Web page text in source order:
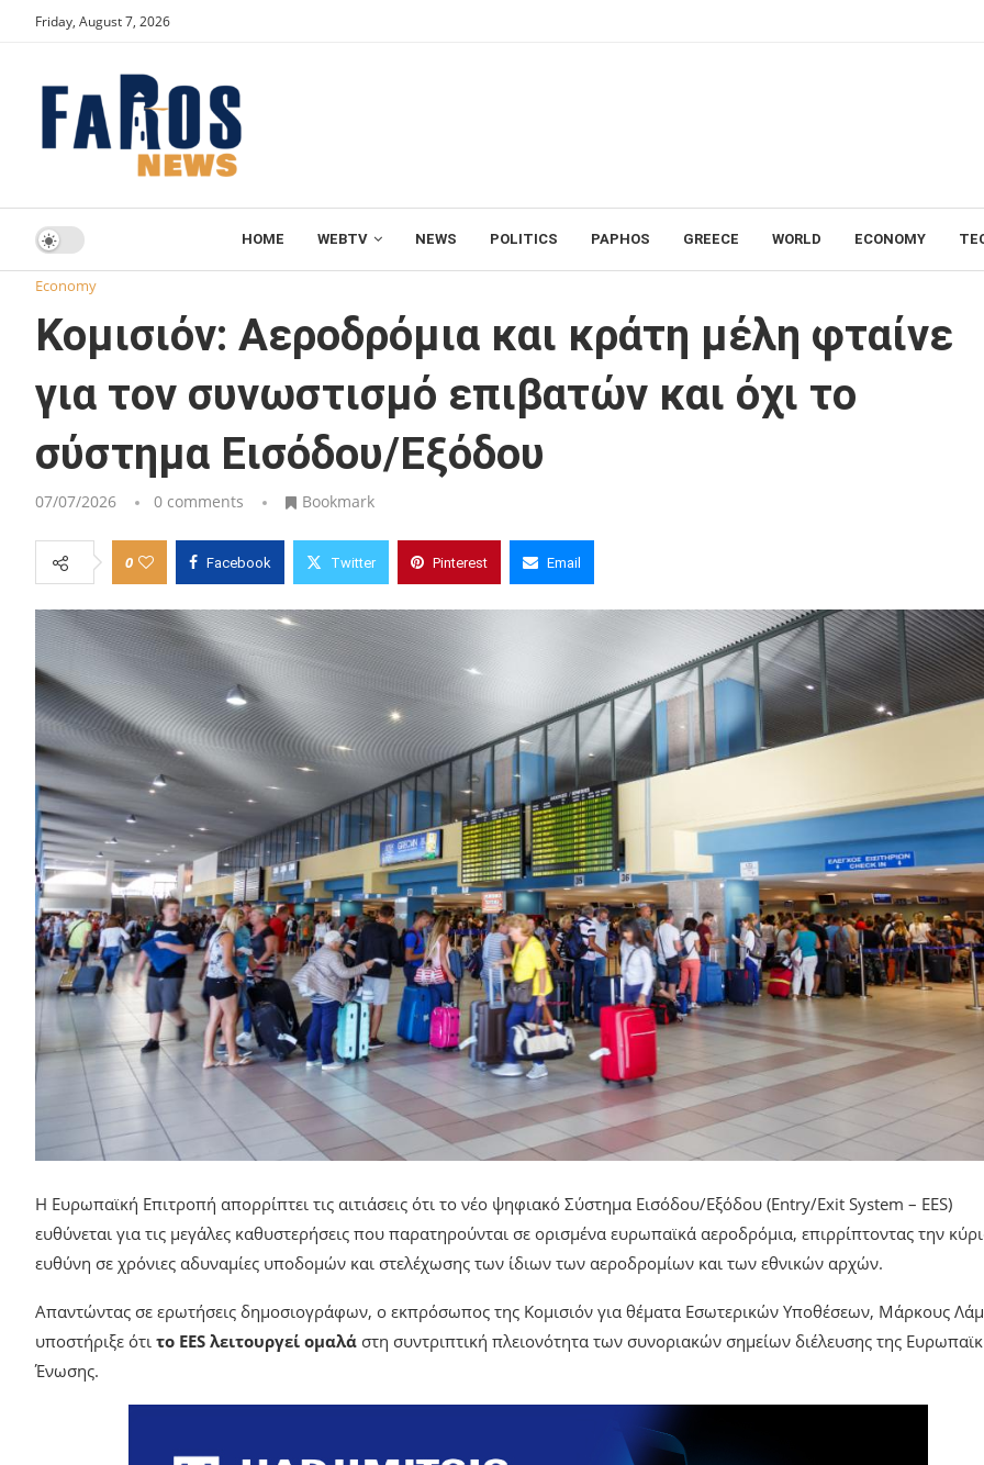
Friday, August 7, 2026
HOME WEBTV NEWS POLITICS PAPHOS GREECE WORLD ECONOMY
Home Κομισιόν: Αεροδρόμια και κράτη μέλη φταίνε για τον συνωστισμό επιβατών και όχι το σύστημα Εισόδου/Εξόδου
Economy
Κομισιόν: Αεροδρόμια και κράτη μέλη φταίνε
για τον συνωστισμό επιβατών και όχι το
σύστημα Εισόδου/Εξόδου
07/07/2026 0 comments Bookmark
0 Facebook Twitter Pinterest Email
Η Ευρωπαϊκή Επιτροπή απορρίπτει τις αιτιάσεις ότι το νέο ψηφιακό Σύστημα Εισόδου/Εξόδου (Entry/Exit System – EES)
ευθύνεται για τις μεγάλες καθυστερήσεις που παρατηρούνται σε ορισμένα ευρωπαϊκά αεροδρόμια, επιρρίπτοντας την
ευθύνη σε χρόνιες αδυναμίες υποδομών και στελέχωσης των ίδιων των αεροδρομίων και των εθνικών αρχών.
Απαντώντας σε ερωτήσεις δημοσιογράφων, ο εκπρόσωπος της Κομισιόν για θέματα Εσωτερικών Υποθέσεων, Μάρκους
υποστήριξε ότι το EES λειτουργεί ομαλά στη συντριπτική πλειονότητα των συνοριακών σημείων διέλευσης της
Ένωσης.